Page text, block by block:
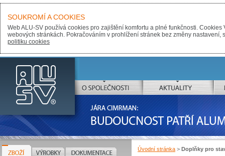
ALU-SV
O SPOLEČNOSTI AKTUALITY
JÁRA CIMRMAN:
BUDOUCNOST PATŘÍ ALUMINIU
ZBOŽÍ VÝROBKY DOKUMENTACE
Úvodní stránka > Doplňky pro
SOUKROMÍ A COOKIES
Web ALU-SV používá cookies pro zajištění komfortu a plné funkčnosti.
webových stránkách. Pokračováním v prohlížení stránek bez změny
politiku cookies